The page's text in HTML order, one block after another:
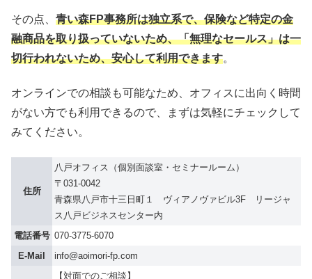
その点、 青い森FP事務所は独立系で、保険など特定の金
融商品を取り扱っていないため、「無理なセールス」は一
切行われないため、安心して利用できます。
オンラインでの相談も可能なため、オフィスに出向く時間
がない方でも利用できるので、まずは気軽にチェックして
みてください。
住所
八戸オフィス（個別面談室・セミナールーム）
〒031-0042
青森県八戸市十三日町１ ヴィアノヴァビル3F リージャ
ス八戸ビジネスセンター内
電話番号 070-3775-6070
E-Mail
info@aoimori-fp.com
【対面でのご相談】